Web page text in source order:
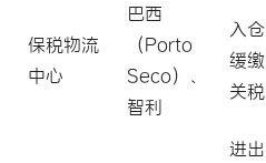
保税物流
中心
巴西
（Porto
Seco）、
智利
入仓
缓缴
关税
进出